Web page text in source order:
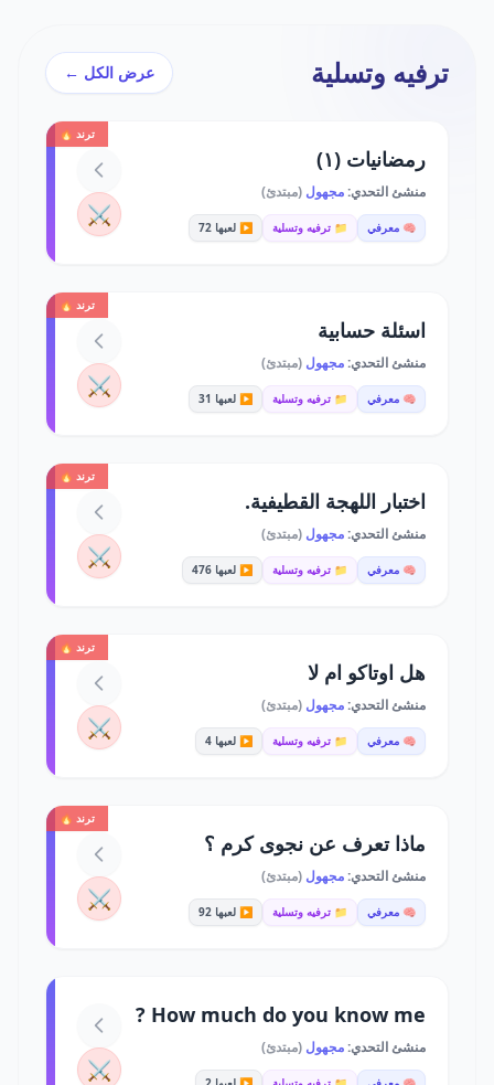
ترفيه وتسلية عرض الكل ←
ترند 🔥
رمضانيات (١)
منشئ التحدي:مجهول (مبتدئ)
🧠 معرفي 📁 ترفيه وتسلية ▶️ لعبها 72 ⚔️
ترند 🔥
اسئلة حسابية
منشئ التحدي:مجهول (مبتدئ)
🧠 معرفي 📁 ترفيه وتسلية ▶️ لعبها 31 ⚔️
ترند 🔥
اختبار اللهجة القطيفية.
منشئ التحدي:مجهول (مبتدئ)
🧠 معرفي 📁 ترفيه وتسلية ▶️ لعبها 476 ⚔️
ترند 🔥
هل اوتاكو ام لا
منشئ التحدي:مجهول (مبتدئ)
🧠 معرفي 📁 ترفيه وتسلية ▶️ لعبها 4 ⚔️
ترند 🔥
ماذا تعرف عن نجوى كرم ؟
منشئ التحدي:مجهول (مبتدئ)
🧠 معرفي 📁 ترفيه وتسلية ▶️ لعبها 92 ⚔️
How much do you know me ?
منشئ التحدي:مجهول (مبتدئ)
⚔️